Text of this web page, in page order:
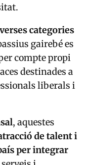
categories
gairebé es
compte propi
destinades a
liberals i
, aquestes
de talent i
per integrar